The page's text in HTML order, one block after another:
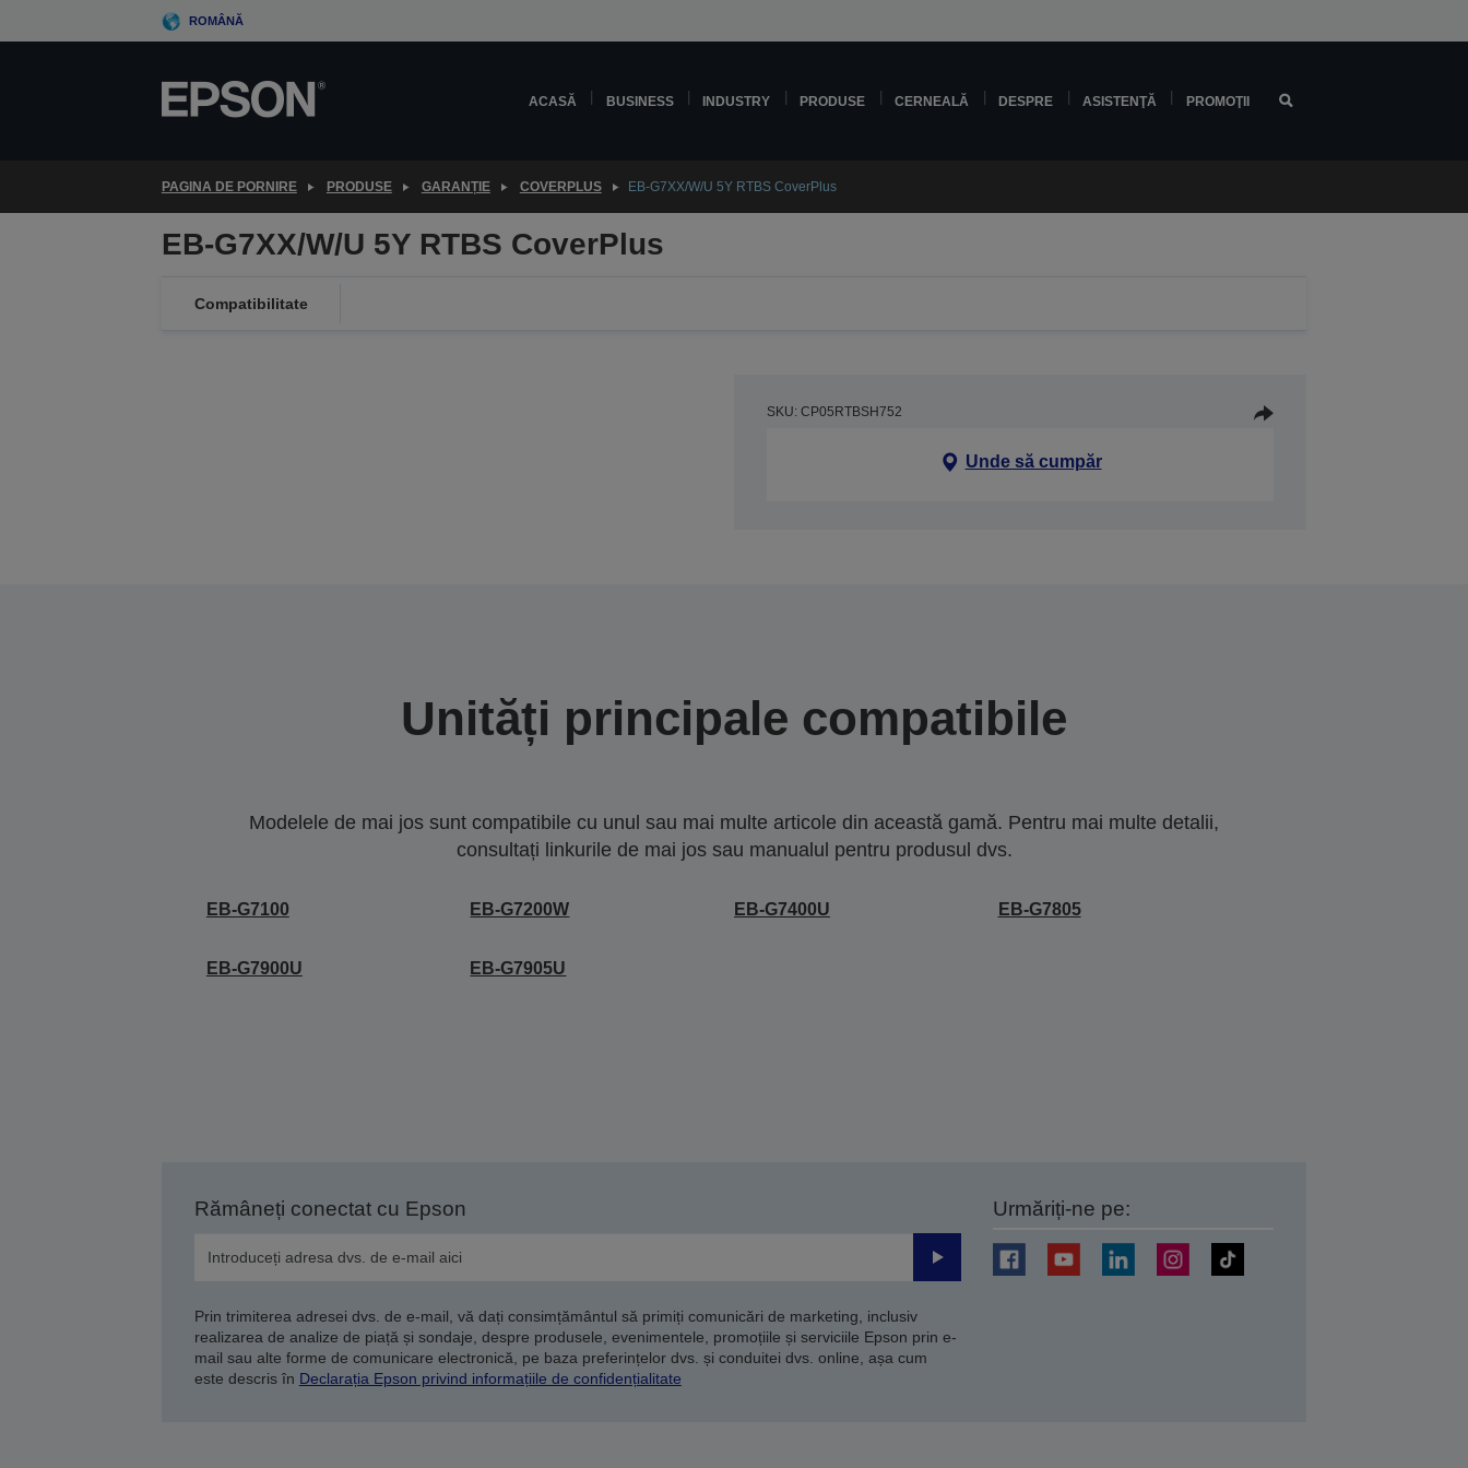
to
ROMÂNĂ
ACASĂ BUSINESS INDUSTRY PRODUSE CERNEALĂ DESPRE ASISTENŢĂ PROMOŢII
PAGINA DE PORNIRE PRODUSE GARANȚIE COVERPLUS EB-G7XX/W/U 5Y RTBS CoverPlus
EB-G7XX/W/U 5Y RTBS CoverPlus
Compatibilitate
SKU: CP05RTBSH752
Unde să cumpăr
Unități principale compatibile
Modelele de mai jos sunt compatibile cu unul sau mai multe articole din această gamă. Pentru mai multe detalii,
consultați linkurile de mai jos sau manualul pentru produsul dvs.
EB-G7100 EB-G7200W EB-G7400U EB-G7805
EB-G7900U EB-G7905U
Rămâneți conectat cu Epson
Trimiteți
Prin trimiterea adresei dvs. de e-mail, vă dați consimțământul să primiți comunicări de marketing, inclusiv
realizarea de analize de piață și sondaje, despre produsele, evenimentele, promoțiile și serviciile Epson prin e-
mail sau alte forme de comunicare electronică, pe baza preferințelor dvs. și conduitei dvs. online, așa cum
este descris în Declarația Epson privind informațiile de confidențialitate
Urmăriți-ne pe: